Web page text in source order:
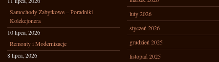
Samochody Zabytkowe – Poradniki
Kolekcjonera
10 lipca, 2026
Remonty i Modernizacje
8 lipca, 2026
luty 2026
styczeń 2026
grudzień 2025
listopad 2025